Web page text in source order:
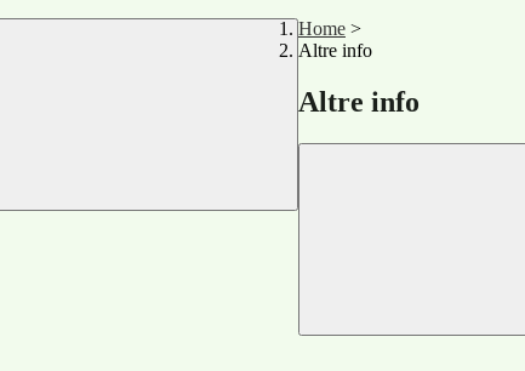
Home >
Altre info
Altre info